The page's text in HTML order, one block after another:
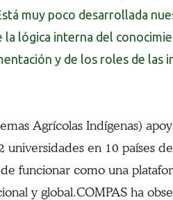
muy poco desarrollada
lógica interna del
y de los roles de las
Agrícolas Indígenas)
en 10 países
funcionar como una
y global.COMPAS ha